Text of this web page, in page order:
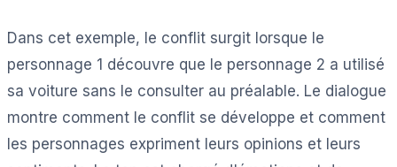
Dans cet exemple, le conflit surgit lorsque le
personnage 1 découvre que le personnage 2 a utilisé
sa voiture sans le consulter au préalable. Le dialogue
montre comment le conflit se développe et comment
les personnages expriment leurs opinions et leurs